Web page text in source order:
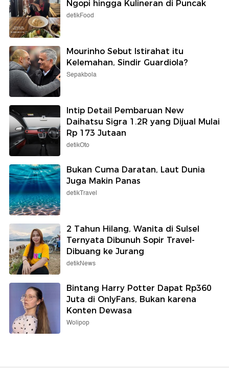
Ngopi hingga Kulineran di Puncak
detikFood
Mourinho Sebut Istirahat itu
Kelemahan, Sindir Guardiola?
Sepakbola
Intip Detail Pembaruan New
Daihatsu Sigra 1.2R yang Dijual Mulai
Rp 173 Jutaan
detikOto
Bukan Cuma Daratan, Laut Dunia
Juga Makin Panas
detikTravel
2 Tahun Hilang, Wanita di Sulsel
Ternyata Dibunuh Sopir Travel-
Dibuang ke Jurang
detikNews
Bintang Harry Potter Dapat Rp360
Juta di OnlyFans, Bukan karena
Konten Dewasa
Wolipop